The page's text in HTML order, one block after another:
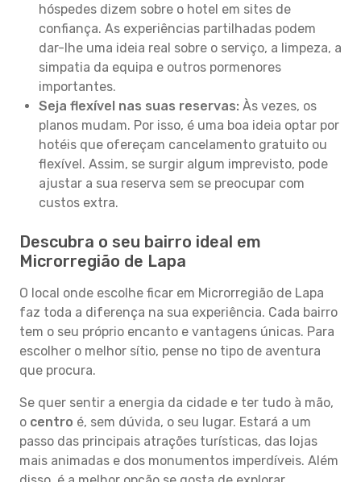
hóspedes dizem sobre o hotel em sites de
confiança. As experiências partilhadas podem
dar-lhe uma ideia real sobre o serviço, a limpeza, a
simpatia da equipa e outros pormenores
importantes.
Seja flexível nas suas reservas: Às vezes, os
planos mudam. Por isso, é uma boa ideia optar por
hotéis que ofereçam cancelamento gratuito ou
flexível. Assim, se surgir algum imprevisto, pode
ajustar a sua reserva sem se preocupar com
custos extra.
Descubra o seu bairro ideal em
Microrregião de Lapa
O local onde escolhe ficar em Microrregião de Lapa
faz toda a diferença na sua experiência. Cada bairro
tem o seu próprio encanto e vantagens únicas. Para
escolher o melhor sítio, pense no tipo de aventura
que procura.
Se quer sentir a energia da cidade e ter tudo à mão,
o centro é, sem dúvida, o seu lugar. Estará a um
passo das principais atrações turísticas, das lojas
mais animadas e dos monumentos imperdíveis. Além